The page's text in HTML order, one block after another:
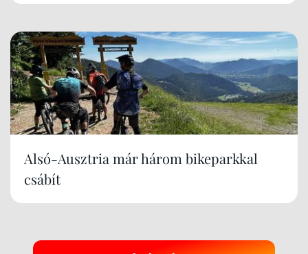
Alsó-Ausztria már három bikeparkkal
csábít